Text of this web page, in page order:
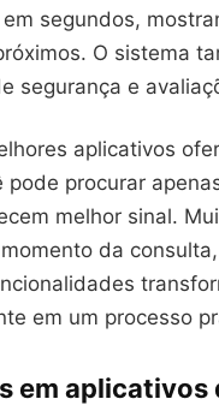
segundos,
O sistema
segurança e
aplicativos
pode procurar
melhor sinal.
da
em um processo
em aplicativos